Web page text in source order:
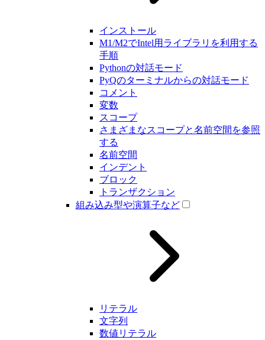
インストール
M1/M2でIntel用ライブラリを利用する
手順
Pythonの対話モード
PyQのターミナルからの対話モード
コメント
変数
スコープ
さまざまなスコープと名前空間を参照
する
名前空間
インデント
ブロック
トランザクション
組み込み型や演算子など
リテラル
文字列
数値リテラル